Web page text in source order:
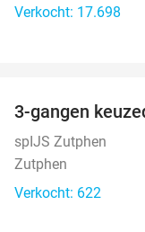
Verkocht: 17.698
3-gangen
spIJS Zutphen
Zutphen
Verkocht: 622